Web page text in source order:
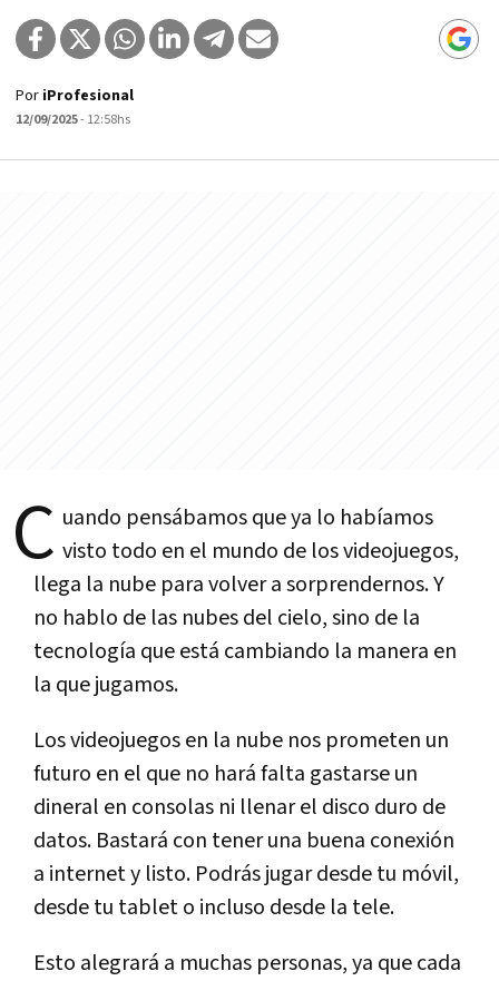
Por iProfesional
12/09/2025- 12:58hs
C uando pensábamos que ya lo habíamos
visto todo en el mundo de los videojuegos,
llega la nube para volver a sorprendernos. Y
no hablo de las nubes del cielo, sino de la
tecnología que está cambiando la manera en
la que jugamos.
Los videojuegos en la nube nos prometen un
futuro en el que no hará falta gastarse un
dineral en consolas ni llenar el disco duro de
datos. Bastará con tener una buena conexión
a internet y listo. Podrás jugar desde tu móvil,
desde tu tablet o incluso desde la tele.
Esto alegrará a muchas personas, ya que cada